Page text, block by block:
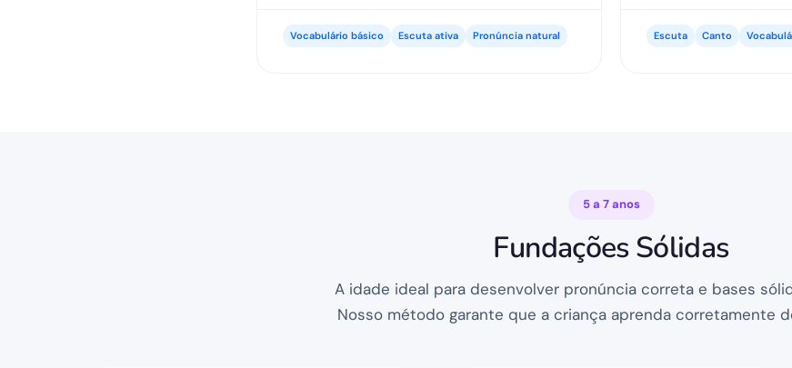
Vocabulário básico Escuta ativa Pronúncia natural Escuta Canto
5 a 7 anos
Fundações Sólidas
A idade ideal para desenvolver pronúncia correta e bases
Nosso método garante que a criança aprenda corretamente